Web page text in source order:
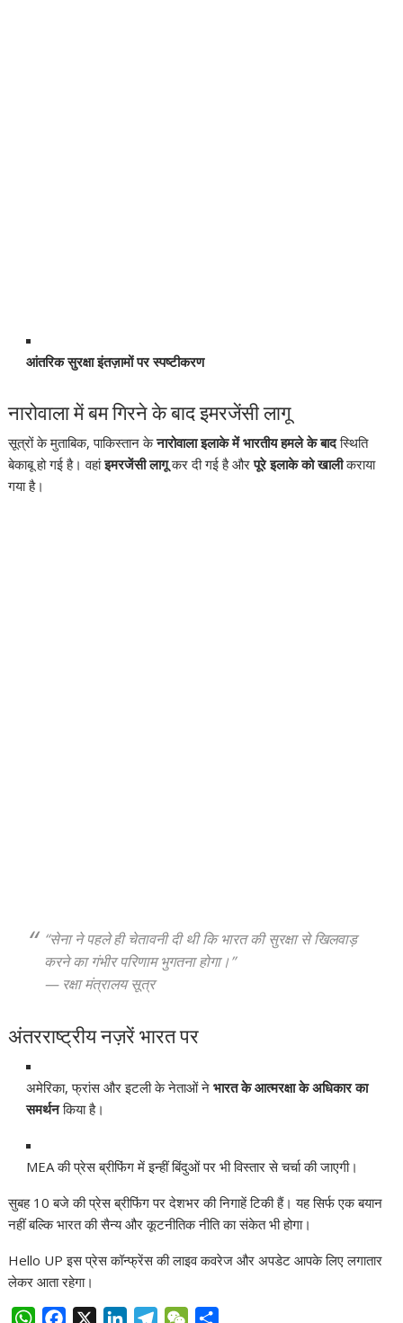
आंतरिक सुरक्षा इंतज़ामों पर स्पष्टीकरण
नारोवाला में बम गिरने के बाद इमरजेंसी लागू
सूत्रों के मुताबिक, पाकिस्तान केनारोवाला इलाके में भारतीय हमले के बादस्थिति
बेकाबू हो गई है। वहांइमरजेंसी लागूकर दी गई है औरपूरे इलाके को खालीकराया
गया है।
“सेना ने पहले ही चेतावनी दी थी कि भारत की सुरक्षा से खिलवाड़
करने का गंभीर परिणाम भुगतना होगा।”
— रक्षा मंत्रालय सूत्र
अंतरराष्ट्रीय नज़रें भारत पर
अमेरिका, फ्रांस और इटली के नेताओं नेभारत के आत्मरक्षा के अधिकार का
समर्थनकिया है।
MEA की प्रेस ब्रीफिंग में इन्हीं बिंदुओं पर भी विस्तार से चर्चा की जाएगी।
सुबह 10 बजे की प्रेस ब्रीफिंग पर देशभर की निगाहें टिकी हैं। यह सिर्फ एक बयान
नहीं बल्कि भारत की सैन्य और कूटनीतिक नीति का संकेत भी होगा।
Hello UP इस प्रेस कॉन्फ्रेंस की लाइव कवरेज और अपडेट आपके लिए लगातार
लेकर आता रहेगा।
W T W